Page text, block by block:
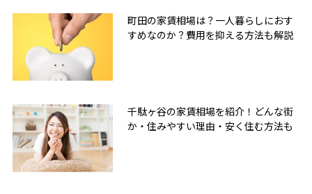
町田の家賃相場は？一人暮らしにおす
すめなのか？費用を抑える方法も解説
千駄ヶ谷の家賃相場を紹介！どんな街
か・住みやすい理由・安く住む方法も